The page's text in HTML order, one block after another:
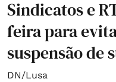
Sindicatos e
feira para
suspensão de
DN/Lusa